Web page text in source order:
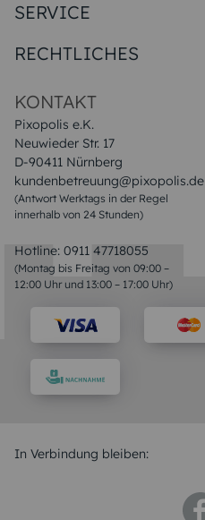
KONTAKT
Pixopolis e.K.
Neuwieder Str. 17
D-90411 Nürnberg
kundenbetreuung@pixopolis.de
(Antwort Werktags in der Regel
innerhalb von 24 Stunden)
Hotline: 0911 47718055
(Montag bis Freitag von 09:00 –
12:00 Uhr und 13:00 – 17:00 Uhr)
SERVICE
Druck & Qualitat
RECHTLICHES
Impressum & AGB
In Verbindung bleiben: